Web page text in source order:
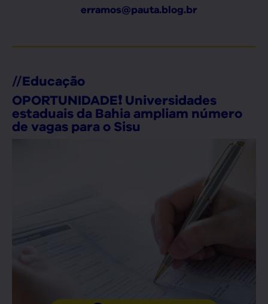
erramos@pauta.blog.br
//Educação
OPORTUNIDADE❗ Universidades
estaduais da Bahia ampliam número
de vagas para o Sisu